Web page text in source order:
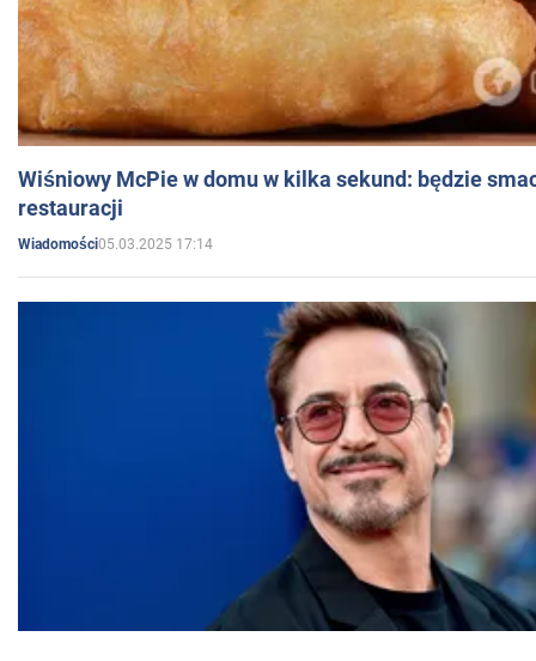
Wiśniowy McPie w domu w kilka sekund: będzie
restauracji
Wiadomości05.03.2025 17:14